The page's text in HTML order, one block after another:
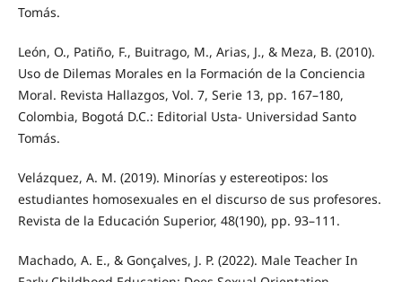
Tomás.
León, O., Patiño, F., Buitrago, M., Arias, J., & Meza, B. (2010).
Uso de Dilemas Morales en la Formación de la Conciencia
Moral. Revista Hallazgos, Vol. 7, Serie 13, pp. 167–180,
Colombia, Bogotá D.C.: Editorial Usta- Universidad Santo
Tomás.
Velázquez, A. M. (2019). Minorías y estereotipos: los
estudiantes homosexuales en el discurso de sus profesores.
Revista de la Educación Superior, 48(190), pp. 93–111.
Machado, A. E., & Gonçalves, J. P. (2022). Male Teacher In